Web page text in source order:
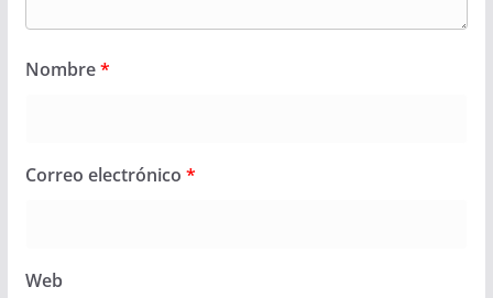
Nombre*
Correo electrónico *
Web